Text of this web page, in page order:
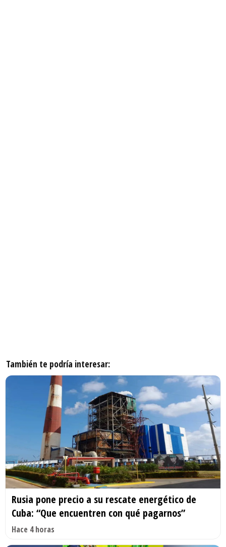
También te podría interesar:
Rusia pone precio a su rescate energético de
Cuba: “Que encuentren con qué pagarnos”
Hace 4 horas